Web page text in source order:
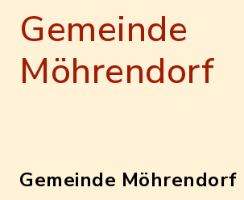
Gemeinde
Möhrendorf
Gemeinde Möhrendorf